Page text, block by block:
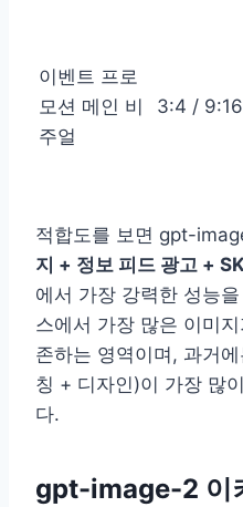
이벤트 프로
모션 메인 비
주얼
3:4 / 9:16
적합도를 보면 gpt-
지 + 정보 피드 광고 +
에서 가장 강력한 성능
스에서 가장 많은 이미
존하는 영역이며, 과거
칭 + 디자인)이 가장 많
다.
gpt-image-2 이